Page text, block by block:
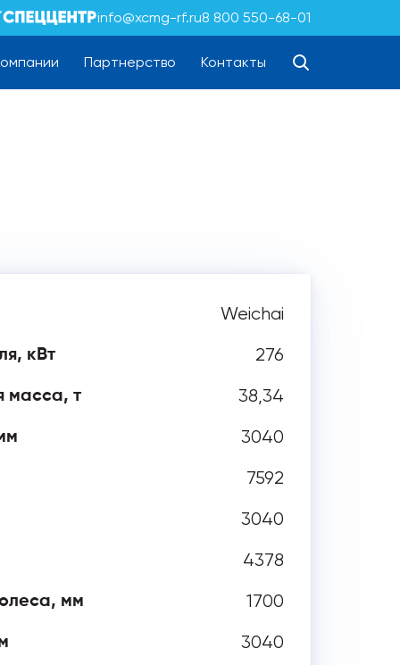
info@xcmg-rf.ru8 800 550-68-01
Партнерство Контакты
Weichai
кВт 276
масса, т 38,34
3040
7592
3040
4378
мм 1700
3040